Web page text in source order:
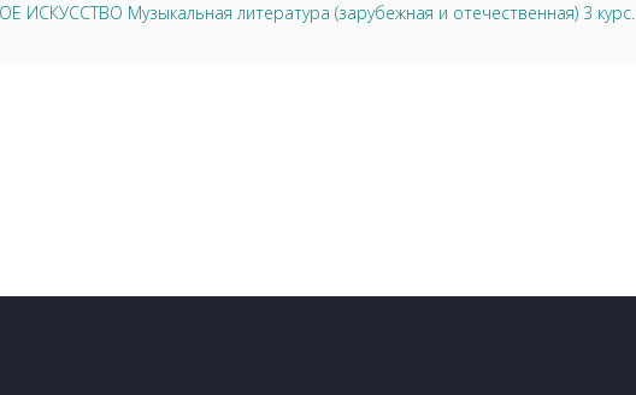
ИСКУССТВО Музыкальная литература (зарубежная и отечественная) 3 курс.